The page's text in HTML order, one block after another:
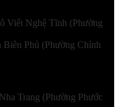
Viết Nghệ Tĩnh (Phường
Biên Phủ (Phường Chính
Trang (Phường Phước